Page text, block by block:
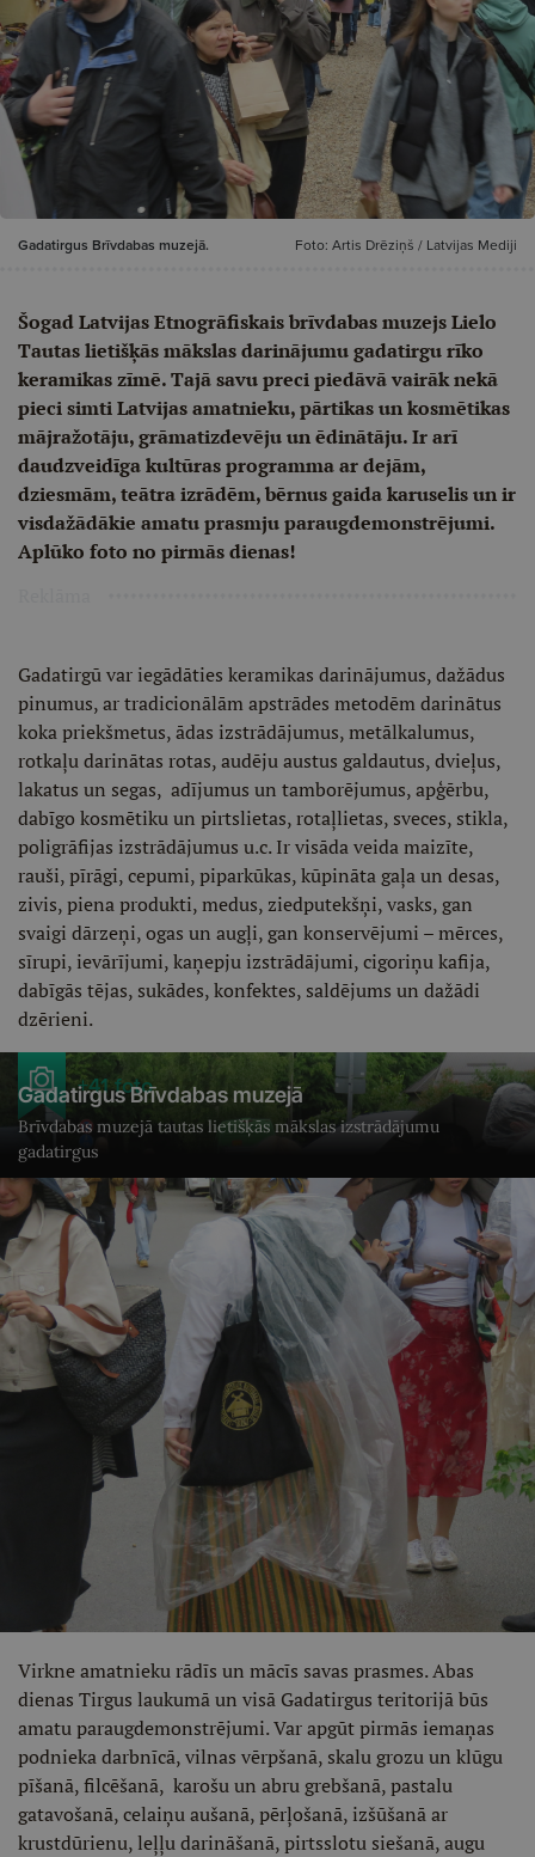
Gadatirgus Brīvdabas muzejā. Foto: Artis Drēziņš / Latvijas Mediji
Šogad Latvijas Etnogrāfiskais brīvdabas muzejs Lielo
Tautas lietišķās mākslas darinājumu gadatirgu rīko
keramikas zīmē. Tajā savu preci piedāvā vairāk nekā
pieci simti Latvijas amatnieku, pārtikas un kosmētikas
mājražotāju, grāmatizdevēju un ēdinātāju. Ir arī
daudzveidīga kultūras programma ar dejām,
dziesmām, teātra izrādēm, bērnus gaida karuselis un ir
visdažādākie amatu prasmju paraugdemonstrējumi.
Aplūko foto no pirmās dienas!
Gadatirgū var iegādāties keramikas darinājumus, dažādus
pinumus, ar tradicionālām apstrādes metodēm darinātus
koka priekšmetus, ādas izstrādājumus, metālkalumus,
rotkaļu darinātas rotas, audēju austus galdautus, dvieļus,
lakatus un segas, adījumus un tamborējumus, apģērbu,
dabīgo kosmētiku un pirtslietas, rotaļlietas, sveces, stikla,
poligrāfijas izstrādājumus u.c. Ir visāda veida maizīte,
rauši, pīrāgi, cepumi, piparkūkas, kūpināta gaļa un desas,
zivis, piena produkti, medus, ziedputekšņi, vasks, gan
svaigi dārzeņi, ogas un augļi, gan konservējumi – mērces,
sīrupi, ievārījumi, kaņepju izstrādājumi, cigoriņu kafija,
dabīgās tējas, sukādes, konfektes, saldējums un dažādi
dzērieni.
+41 foto
Gadatirgus Brīvdabas muzejā
Brīvdabas muzejā tautas lietišķās mākslas izstrādājumu
gadatirgus
Virkne amatnieku rādīs un mācīs savas prasmes. Abas
dienas Tirgus laukumā un visā Gadatirgus teritorijā būs
amatu paraugdemonstrējumi. Var apgūt pirmās iemaņas
podnieka darbnīcā, vilnas vērpšanā, skalu grozu un klūgu
pīšanā, filcēšanā, karošu un abru grebšanā, pastalu
gatavošanā, celaiņu aušanā, pērļošanā, izšūšanā ar
krustdūrienu, leļļu darināšanā, pirtsslotu siešanā, augu